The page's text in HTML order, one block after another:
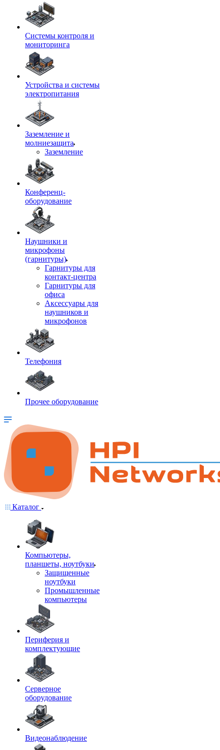
Системы контроля и
мониторинга
Устройства и системы
электропитания
Заземление и
молниезащита
Заземление
Конференц-
оборудование
Наушники и
микрофоны
(гарнитуры)
Гарнитуры для
контакт-центра
Гарнитуры для
офиса
Аксессуары для
наушников и
микрофонов
Телефония
Прочее оборудование
Каталог
Компьютеры,
планшеты, ноутбуки
Защищенные
ноутбуки
Промышленные
компьютеры
Периферия и
комплектующие
Серверное
оборудование
Видеонаблюдение